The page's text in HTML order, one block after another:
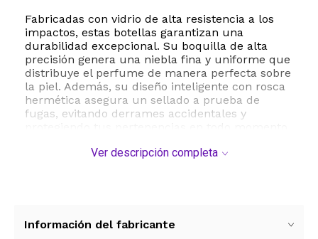
Fabricadas con vidrio de alta resistencia a los
impactos, estas botellas garantizan una
durabilidad excepcional. Su boquilla de alta
precisión genera una niebla fina y uniforme que
distribuye el perfume de manera perfecta sobre
la piel. Además, su diseño inteligente con rosca
hermética asegura un sellado a prueba de
fugas, evitando derrames accidentales y
El kit viene equipado con accesorios de llenado
también para aceites esenciales, tónicos
Ver descripción completa
Información del fabricante